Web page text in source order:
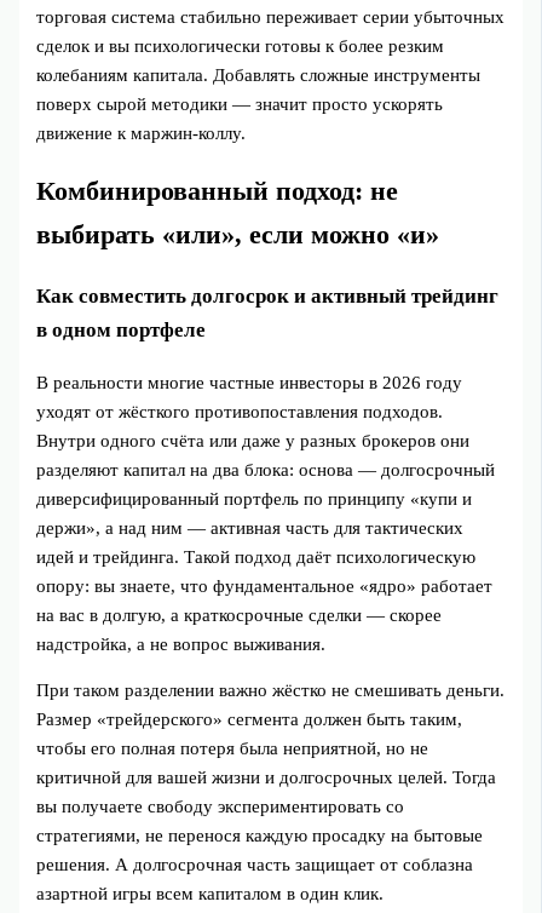
торговая система стабильно переживает серии убыточных
сделок и вы психологически готовы к более резким
колебаниям капитала. Добавлять сложные инструменты
поверх сырой методики — значит просто ускорять
движение к маржин‑коллу.
Комбинированный подход: не
выбирать «или», если можно «и»
Как совместить долгосрок и активный трейдинг
в одном портфеле
В реальности многие частные инвесторы в 2026 году
уходят от жёсткого противопоставления подходов.
Внутри одного счёта или даже у разных брокеров они
разделяют капитал на два блока: основа — долгосрочный
диверсифицированный портфель по принципу «купи и
держи», а над ним — активная часть для тактических
идей и трейдинга. Такой подход даёт психологическую
опору: вы знаете, что фундаментальное «ядро» работает
на вас в долгую, а краткосрочные сделки — скорее
надстройка, а не вопрос выживания.
При таком разделении важно жёстко не смешивать деньги.
Размер «трейдерского» сегмента должен быть таким,
чтобы его полная потеря была неприятной, но не
критичной для вашей жизни и долгосрочных целей. Тогда
вы получаете свободу экспериментировать со
стратегиями, не перенося каждую просадку на бытовые
решения. А долгосрочная часть защищает от соблазна
азартной игры всем капиталом в один клик.